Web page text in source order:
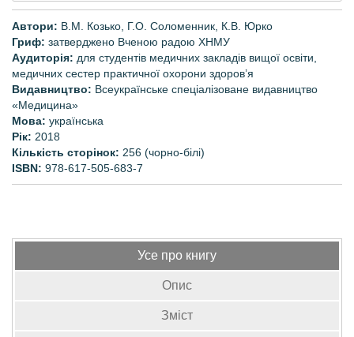
Автори: В.М. Козько, Г.О. Соломенник, К.В. Юрко
Гриф: затверджено Вченою радою ХНМУ
Аудиторія: для студентів медичних закладів вищої освіти,
медичних сестер практичної охорони здоров’я
Видавництво: Всеукраїнське спеціалізоване видавництво
«Медицина»
Мова: українська
Рік: 2018
Кількість сторінок: 256 (чорно-білі)
ISBN: 978-617-505-683-7
Усе про книгу
Опис
Зміст